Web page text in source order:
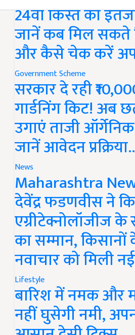
24वीं किस्त का
जानें कब मिल सकते
और कैसे चेक करें
Government Scheme
सरकार दे रही
गार्डनिंग किट! अब
उगाएं ताजी
जानें आवेदन प्रक्रिया..
News
Maharashtra
देवेंद्र फडणवीस ने
एग्रीटेक्नोलॉजीज के
का सम्मान,
नवाचार को मिली
Lifestyle
बारिश में नमक और
नहीं घुसेगी नमी,